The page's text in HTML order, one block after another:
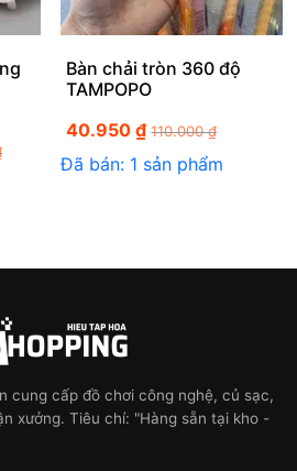
Bàn chải tròn 360 độ
TAMPOPO
40.950₫ 110.000₫
Đã bán: 1 sản phẩm
cung cấp đồ chơi công nghệ, củ sạc,
xưởng. Tiêu chí: "Hàng sẵn tại kho -